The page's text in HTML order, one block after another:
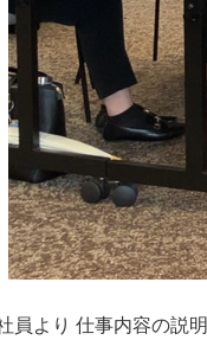
員より 仕事内容の説明